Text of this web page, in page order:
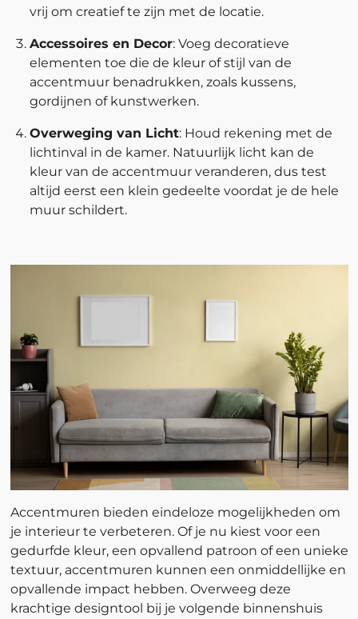
vrij om creatief te zijn met de locatie.
Accessoires en Decor: Voeg decoratieve
elementen toe die de kleur of stijl van de
accentmuur benadrukken, zoals kussens,
gordijnen of kunstwerken.
Overweging van Licht: Houd rekening met de
lichtinval in de kamer. Natuurlijk licht kan de
kleur van de accentmuur veranderen, dus test
altijd eerst een klein gedeelte voordat je de hele
muur schildert.
Accentmuren bieden eindeloze mogelijkheden om
je interieur te verbeteren. Of je nu kiest voor een
gedurfde kleur, een opvallend patroon of een unieke
textuur, accentmuren kunnen een onmiddellijke en
opvallende impact hebben. Overweeg deze
krachtige designtool bij je volgende binnenshuis